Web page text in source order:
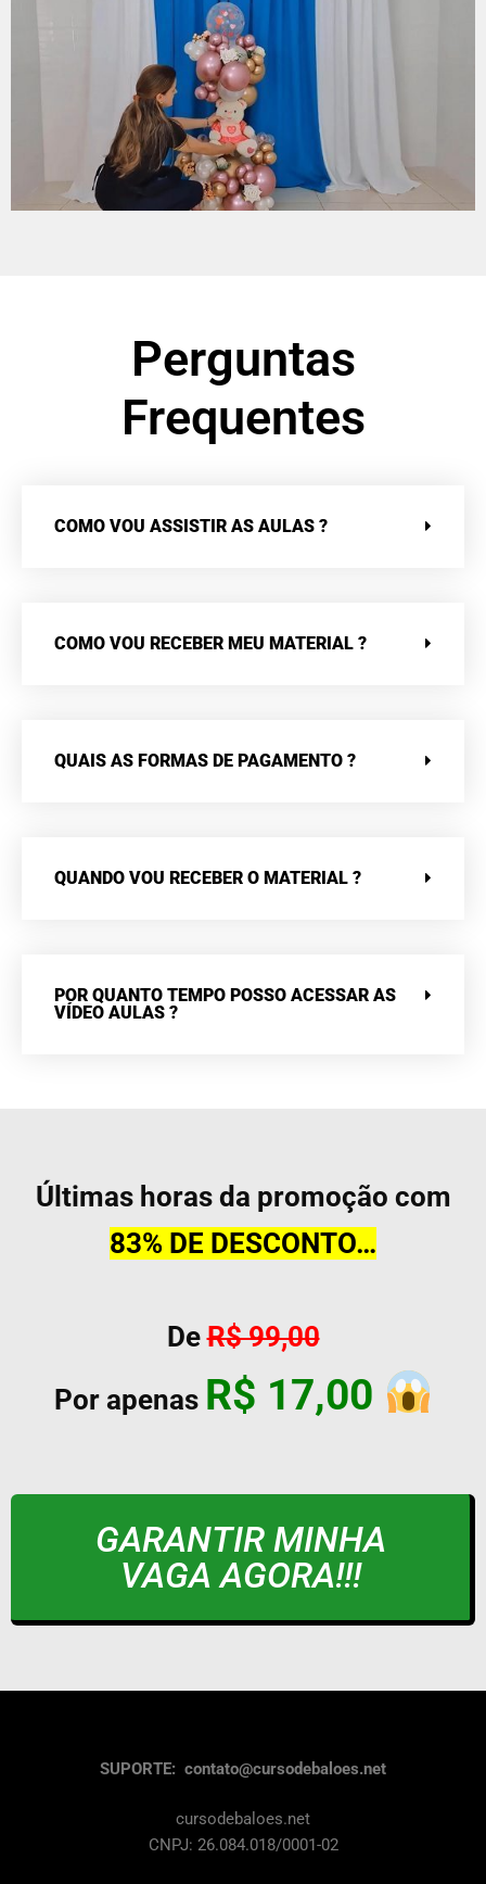
Perguntas
Frequentes
COMO VOU ASSISTIR AS AULAS ?
COMO VOU RECEBER MEU MATERIAL ?
QUAIS AS FORMAS DE PAGAMENTO ?
QUANDO VOU RECEBER O MATERIAL ?
POR QUANTO TEMPO POSSO ACESSAR AS
VÍDEO AULAS ?
Últimas horas da promoção com
83% DE DESCONTO…
DeR$ 99,00
Por apenas R$ 17,00
GARANTIR MINHA
VAGA AGORA!!!
SUPORTE: contato@cursodebaloes.net
cursodebaloes.net
CNPJ: 26.084.018/0001-02